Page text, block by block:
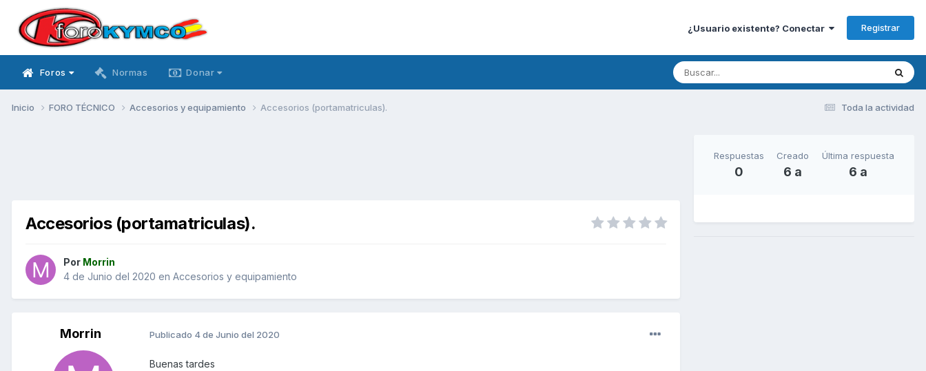
¿Usuario existente? Conectar Registrar
Foros Normas Donar
Toda la actividad
Inicio FORO TÉCNICO Accesorios y equipamiento Accesorios (portamatriculas).
Accesorios (portamatriculas).
Por Morrin
4 de Junio del 2020 en Accesorios y equipamiento
Morrin Publicado 4 de Junio del 2020
Buenas tardes
Respuestas
0
Creado
6 a
Última respuesta
6 a